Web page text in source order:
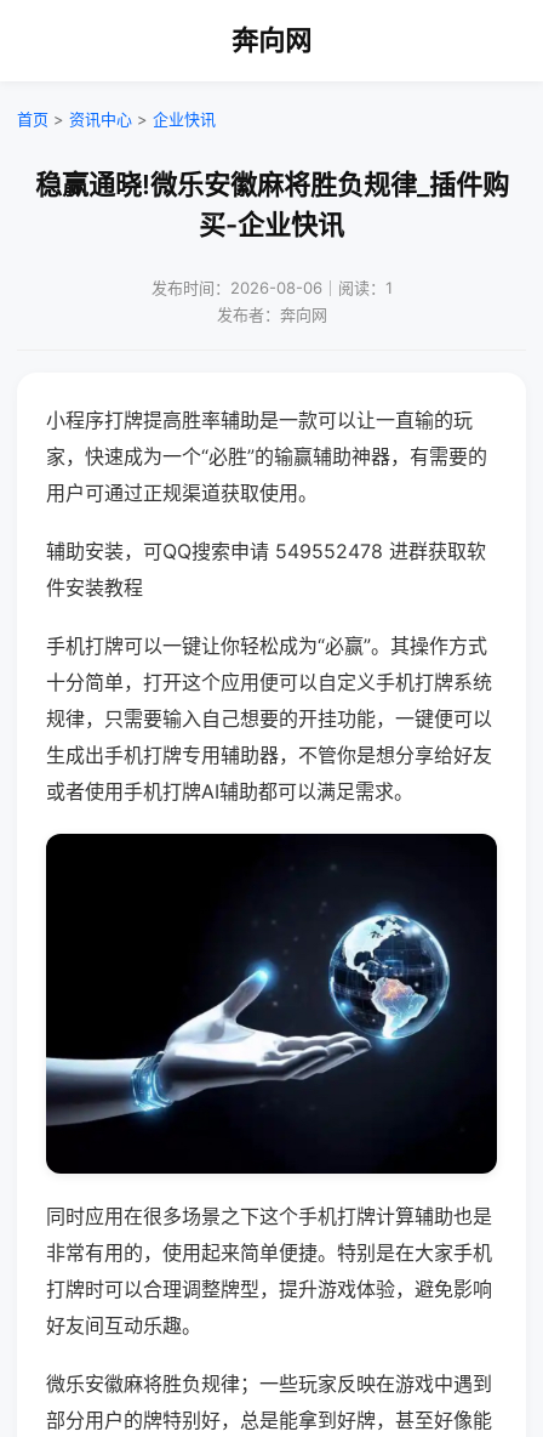
奔向网
首页 > 资讯中心 > 企业快讯
稳赢通晓!微乐安徽麻将胜负规律_插件购
买-企业快讯
发布时间：2026-08-06｜阅读：1
发布者：奔向网
小程序打牌提高胜率辅助是一款可以让一直输的玩
家，快速成为一个“必胜”的输赢辅助神器，有需要的
用户可通过正规渠道获取使用。
辅助安装，可QQ搜索申请 549552478 进群获取软
件安装教程
手机打牌可以一键让你轻松成为“必赢”。其操作方式
十分简单，打开这个应用便可以自定义手机打牌系统
规律，只需要输入自己想要的开挂功能，一键便可以
生成出手机打牌专用辅助器，不管你是想分享给好友
或者使用手机打牌AI辅助都可以满足需求。
同时应用在很多场景之下这个手机打牌计算辅助也是
非常有用的，使用起来简单便捷。特别是在大家手机
打牌时可以合理调整牌型，提升游戏体验，避免影响
好友间互动乐趣。
微乐安徽麻将胜负规律；一些玩家反映在游戏中遇到
部分用户的牌特别好，总是能拿到好牌，甚至好像能